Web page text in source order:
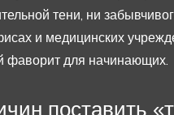
тени, ни
и медицинских
фаворит для начинающих.
поставить